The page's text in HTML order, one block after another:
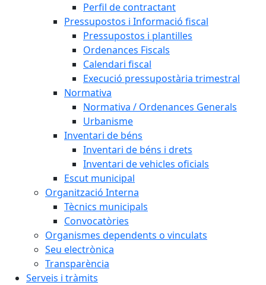
Perfil de contractant
Pressupostos i Informació fiscal
Pressupostos i plantilles
Ordenances Fiscals
Calendari fiscal
Execució pressupostària trimestral
Normativa
Normativa / Ordenances Generals
Urbanisme
Inventari de béns
Inventari de béns i drets
Inventari de vehicles oficials
Escut municipal
Organització Interna
Tècnics municipals
Convocatòries
Organismes dependents o vinculats
Seu electrònica
Transparència
Serveis i tràmits